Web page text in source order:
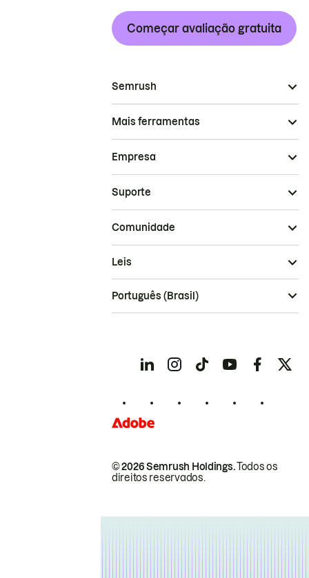
Começar avaliação gratuita
Semrush
Mais ferramentas
Empresa
Suporte
Comunidade
© 2026 Semrush Holdings.Todos os
direitos reservados.
Leis
Português (Brasil)